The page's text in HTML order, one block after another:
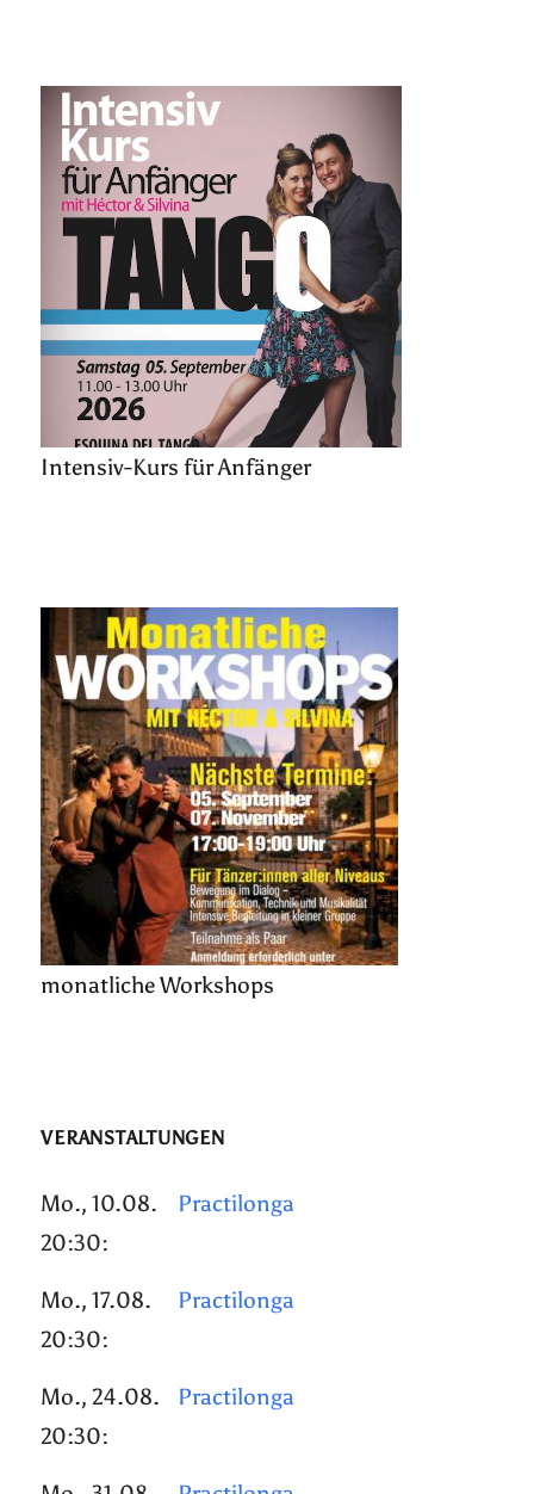
Intensiv-Kurs für Anfänger
monatliche Workshops
VERANSTALTUNGEN
Mo., 10.08.
20:30:
Practilonga
Mo., 17.08.
20:30:
Practilonga
Mo., 24.08.
20:30:
Practilonga